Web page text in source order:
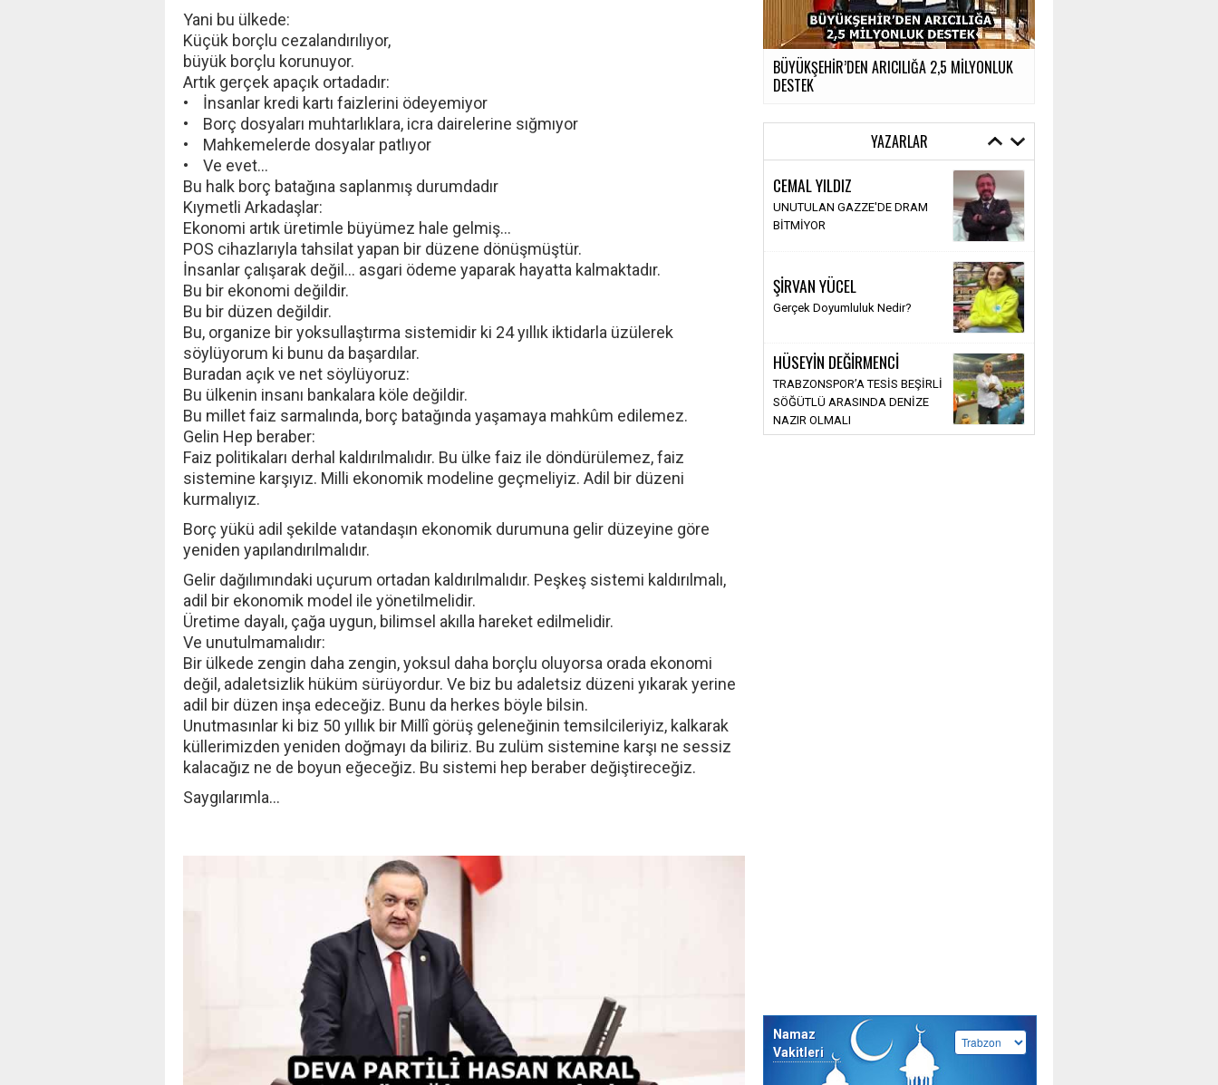
Yani bu ülkede:
Küçük borçlu cezalandırılıyor,
büyük borçlu korunuyor.
Artık gerçek apaçık ortadadır:
• İnsanlar kredi kartı faizlerini ödeyemiyor
• Borç dosyaları muhtarlıklara, icra dairelerine sığmıyor
• Mahkemelerde dosyalar patlıyor
• Ve evet…
Bu halk borç batağına saplanmış durumdadır
Kıymetli Arkadaşlar:
Ekonomi artık üretimle büyümez hale gelmiş…
POS cihazlarıyla tahsilat yapan bir düzene dönüşmüştür.
İnsanlar çalışarak değil… asgari ödeme yaparak hayatta kalmaktadır.
Bu bir ekonomi değildir.
Bu bir düzen değildir.
Bu, organize bir yoksullaştırma sistemidir ki 24 yıllık iktidarla üzülerek
söylüyorum ki bunu da başardılar.
Buradan açık ve net söylüyoruz:
Bu ülkenin insanı bankalara köle değildir.
Bu millet faiz sarmalında, borç batağında yaşamaya mahkûm edilemez.
Gelin Hep beraber:
Faiz politikaları derhal kaldırılmalıdır. Bu ülke faiz ile döndürülemez, faiz
sistemine karşıyız. Milli ekonomik modeline geçmeliyiz. Adil bir düzeni
kurmalıyız.
Borç yükü adil şekilde vatandaşın ekonomik durumuna gelir düzeyine göre
yeniden yapılandırılmalıdır.
Gelir dağılımındaki uçurum ortadan kaldırılmalıdır. Peşkeş sistemi kaldırılmalı,
adil bir ekonomik model ile yönetilmelidir.
Üretime dayalı, çağa uygun, bilimsel akılla hareket edilmelidir.
Ve unutulmamalıdır:
Bir ülkede zengin daha zengin, yoksul daha borçlu oluyorsa orada ekonomi
değil, adaletsizlik hüküm sürüyordur. Ve biz bu adaletsiz düzeni yıkarak yerine
adil bir düzen inşa edeceğiz. Bunu da herkes böyle bilsin.
Unutmasınlar ki biz 50 yıllık bir Millî görüş geleneğinin temsilcileriyiz, kalkarak
küllerimizden yeniden doğmayı da biliriz. Bu zulüm sistemine karşı ne sessiz
kalacağız ne de boyun eğeceğiz. Bu sistemi hep beraber değiştireceğiz.
Saygılarımla…
BÜYÜKŞEHİR’DEN ARICILIĞA 2,5 MİLYONLUK
DESTEK
YAZARLAR
CEMAL YILDIZ
UNUTULAN GAZZE'DE DRAM
BİTMİYOR
ŞİRVAN YÜCEL
Gerçek Doyumluluk Nedir?
HÜSEYİN DEĞİRMENCİ
TRABZONSPOR’A TESİS BEŞİRLİ
SÖĞÜTLÜ ARASINDA DENİZE
NAZIR OLMALI
Namaz
Vakitleri